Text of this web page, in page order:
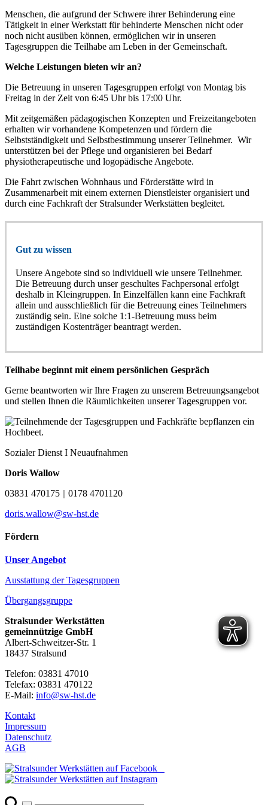
Menschen, die aufgrund der Schwere ihrer Behinderung eine
Tätigkeit in einer Werkstatt für behinderte Menschen nicht oder
noch nicht ausüben können, ermöglichen wir in unseren
Tagesgruppen die Teilhabe am Leben in der Gemeinschaft.
Welche Leistungen bieten wir an?
Die Betreuung in unseren Tagesgruppen erfolgt von Montag bis
Freitag in der Zeit von 6:45 Uhr bis 17:00 Uhr.
Mit zeitgemäßen pädagogischen Konzepten und Freizeitangeboten
erhalten wir vorhandene Kompetenzen und fördern die
Selbstständigkeit und Selbstbestimmung unserer Teilnehmer. Wir
unterstützen bei der Pflege und organisieren bei Bedarf
physiotherapeutische und logopädische Angebote.
Die Fahrt zwischen Wohnhaus und Förderstätte wird in
Zusammenarbeit mit einem externen Dienstleister organisiert und
durch eine Fachkraft der Stralsunder Werkstätten begleitet.
Gut zu wissen
Unsere Angebote sind so individuell wie unsere Teilnehmer.
Die Betreuung durch unser geschultes Fachpersonal erfolgt
deshalb in Kleingruppen. In Einzelfällen kann eine Fachkraft
allein und ausschließlich für die Betreuung eines Teilnehmers
zuständig sein. Eine solche 1:1-Betreuung muss beim
zuständigen Kostenträger beantragt werden.
Teilhabe beginnt mit einem persönlichen Gespräch
Gerne beantworten wir Ihre Fragen zu unserem Betreuungsangebot
und stellen Ihnen die Räumlichkeiten unserer Tagesgruppen vor.
Sozialer Dienst I Neuaufnahmen
Doris Wallow
03831 470175 || 0178 4701120
doris.wallow@sw-hst.de
Fördern
Unser Angebot
Ausstattung der Tagesgruppen
Übergangsgruppe
Stralsunder Werkstätten
gemeinnützige GmbH
Albert-Schweitzer-Str. 1
18437 Stralsund
Telefon: 03831 47010
Telefax: 03831 470122
E-Mail: info@sw-hst.de
Kontakt
Impressum
Datenschutz
AGB